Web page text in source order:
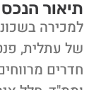
תיאור הנכס
למכירה
חדרים